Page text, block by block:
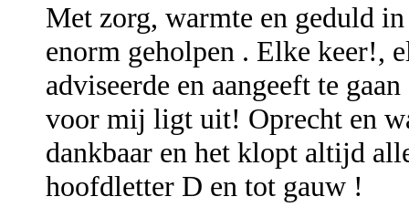
Met zorg, warmte en geduld
enorm geholpen . Elke keer!,
adviseerde en aangeeft te
voor mij ligt uit! Oprecht en
dankbaar en het klopt altijd
hoofdletter D en tot gauw !